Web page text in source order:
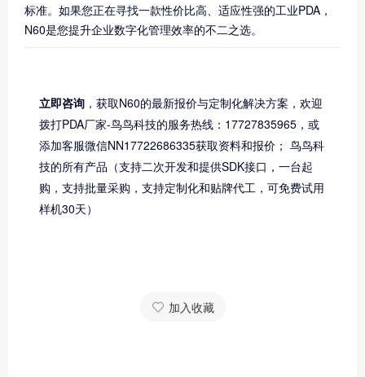
标准。如果您正在寻找一款性价比高、适应性强的工业PDA，
N60是您提升企业数字化管理效率的不二之选。
立即咨询 ，获取N60的最新报价与定制化解决方案，欢迎
拨打PDA厂家-鸟鸟科技的服务热线：17727835965，或
添加客服微信NN17722686335获取资料和报价； 鸟鸟科
技的所有产品（支持二次开发和提供SDK接口，一台起
购，支持批量采购，支持定制化和贴牌代工，可免费试用
样机30天）
加入收藏